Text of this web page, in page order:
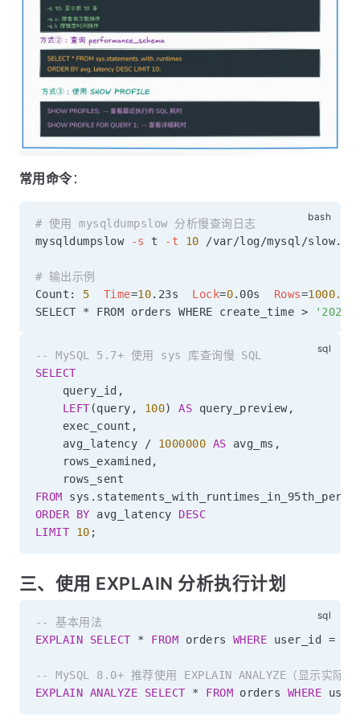
常用命令：
# 使用 mysqldumpslow 分析慢查询日志
mysqldumpslow
-s t -t 10 /var/log/mysql/
# 输出示例
Count: 5 Time=10.23s Lock=0.00s Rows=1000.0
SELECT * FROM orders WHERE create_time > '2024-
-- MySQL 5.7+ 使用 sys 库查询慢 SQL
SELECT
    query_id
,
LEFT (query , 100) AS query_preview,
    exec_count
,
    avg_latency
/ 1000000 AS avg_ms ,
    rows_examined
,
FROM sys .
ORDER
BY avg_latency DESC
LIMIT
10 ;
三、使用 EXPLAIN 分析执行计划
-- 基本用法
EXPLAIN
SELECT * FROM orders WHERE user_id =
-- MySQL 8.0+ 推荐使用 EXPLAIN ANALYZE（显示实际执
EXPLAIN ANALYZE SELECT * FROM orders WHERE